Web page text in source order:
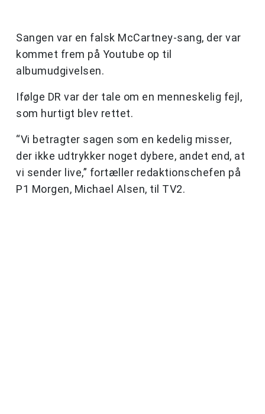
Sangen var en falsk McCartney-sang, der var
kommet frem på Youtube op til
albumudgivelsen.
Ifølge DR var der tale om en menneskelig fejl,
som hurtigt blev rettet.
“Vi betragter sagen som en kedelig misser,
der ikke udtrykker noget dybere, andet end, at
vi sender live,” fortæller redaktionschefen på
P1 Morgen, Michael Alsen, til TV2.